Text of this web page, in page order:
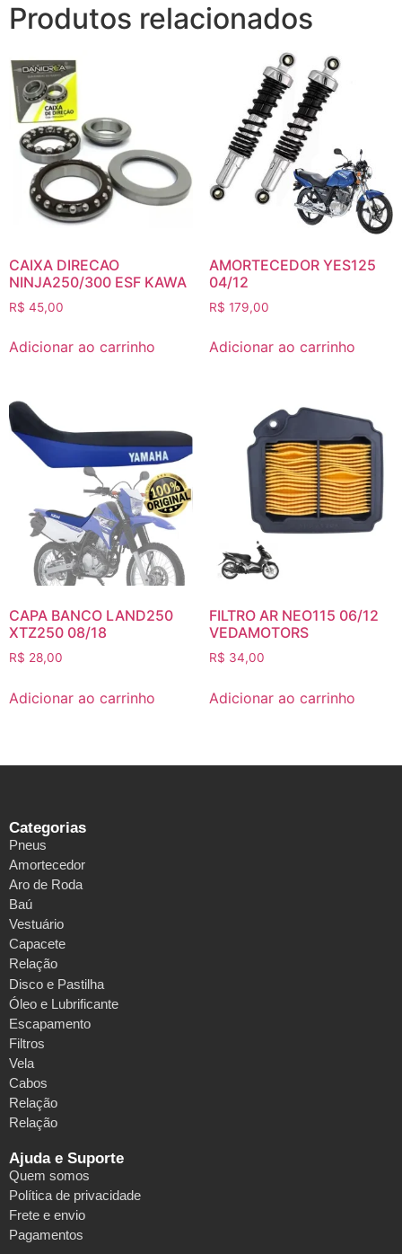
Produtos relacionados
CAIXA DIRECAO
NINJA250/300 ESF KAWA
R$ 45,00
Adicionar ao carrinho
AMORTECEDOR YES125
04/12
R$ 179,00
Adicionar ao carrinho
CAPA BANCO LAND250
XTZ250 08/18
R$ 28,00
Adicionar ao carrinho
FILTRO AR NEO115 06/12
VEDAMOTORS
R$ 34,00
Adicionar ao carrinho
Categorias
Pneus
Amortecedor
Aro de Roda
Baú
Vestuário
Capacete
Relação
Disco e Pastilha
Óleo e Lubrificante
Escapamento
Filtros
Vela
Cabos
Relação
Relação
Ajuda e Suporte
Quem somos
Política de privacidade
Frete e envio
Pagamentos